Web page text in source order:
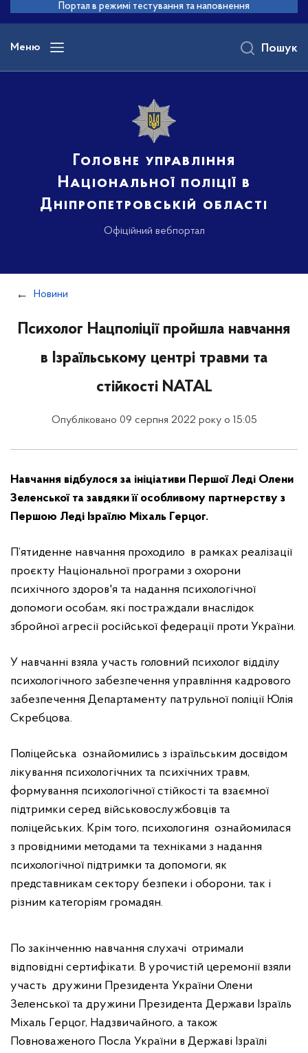
основного
вмісту
Портал в режимі тестування та наповнення
Меню
Головне управління
Національної поліції в
Дніпропетровській області
Офіційний вебпортал
Пошук
Новини
Психолог Нацполіції пройшла навчання
в Ізраїльському центрі травми та
стійкості NATAL
Опубліковано 09 серпня 2022 року о 15:05
Навчання відбулося за ініціативи Першої Леді Олени
Зеленської та завдяки її особливому партнерству з
Першою Леді Ізраїлю Міхаль Герцог.
П’ятиденне навчання проходило в рамках реалізації
проєкту Національної програми з охорони
психічного здоров'я та надання психологічної
допомоги особам, які постраждали внаслідок
збройної агресії російської федерації проти України.
У навчанні взяла участь головний психолог відділу
психологічного забезпечення управління кадрового
забезпечення Департаменту патрульної поліції Юлія
Скребцова.
Поліцейська ознайомились з ізраїльським досвідом
лікування психологічних та психічних травм,
формування психологічної стійкості та взаємної
підтримки серед військовослужбовців та
поліцейських. Крім того, психологиня ознайомилася
з провідними методами та техніками з надання
психологічної підтримки та допомоги, як
представникам сектору безпеки і оборони, так і
різним категоріям громадян.
По закінченню навчання слухачі отримали
відповідні сертифікати. В урочистій церемонії взяли
участь дружини Президента України Олени
Зеленської та дружини Президента Держави Ізраїль
Міхаль Герцог, Надзвичайного, а також
Повноваженого Посла України в Державі Ізраїлі